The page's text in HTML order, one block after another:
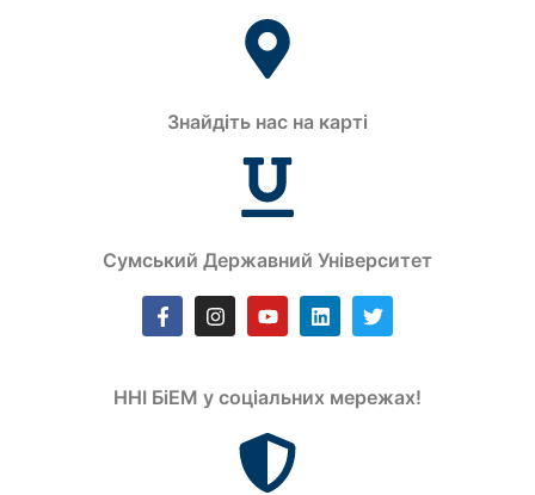
Знайдіть нас на карті
Сумський Державний Університет
ННІ БіЕМ у соціальних мережах!